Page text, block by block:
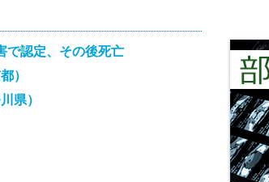
で認定、その後死亡
）
県）